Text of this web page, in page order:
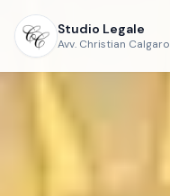
Studio Legale
Avv. Christian Calgaro